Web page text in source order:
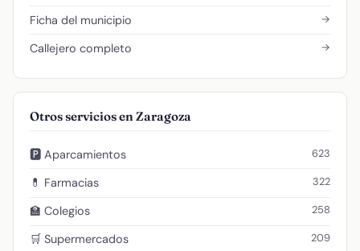
Ficha del municipio →
Callejero completo →
Otros servicios en Zaragoza
🅿️ Aparcamientos 623
💊 Farmacias 322
🏫 Colegios 258
🛒 Supermercados 209